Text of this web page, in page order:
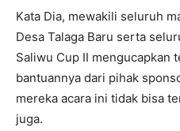
Kata Dia, mewakili seluruh
Desa Talaga Baru serta
Saliwu Cup II mengucapkan
bantuannya dari pihak
mereka acara ini tidak bisa
juga.